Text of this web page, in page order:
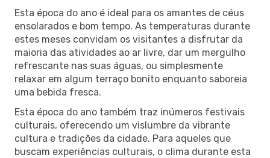
Esta época do ano é ideal para os amantes de céus
ensolarados e bom tempo. As temperaturas durante
estes meses convidam os visitantes a disfrutar da
maioria das atividades ao ar livre, dar um mergulho
refrescante nas suas águas, ou simplesmente
relaxar em algum terraço bonito enquanto saboreia
uma bebida fresca.
Esta época do ano também traz inúmeros festivais
culturais, oferecendo um vislumbre da vibrante
cultura e tradições da cidade. Para aqueles que
buscam experiências culturais, o clima durante esta